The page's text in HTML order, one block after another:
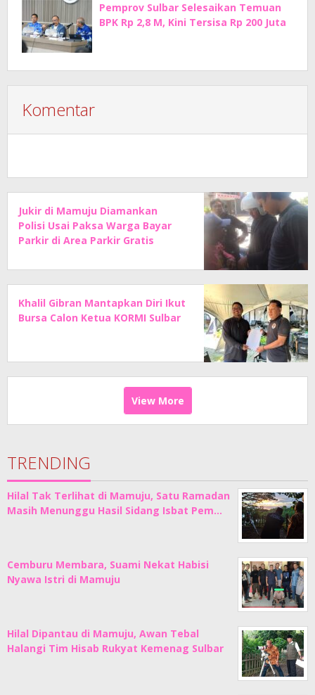
Pemprov Sulbar Selesaikan Temuan
BPK Rp 2,8 M, Kini Tersisa Rp 200 Juta
Komentar
Jukir di Mamuju Diamankan
Polisi Usai Paksa Warga Bayar
Parkir di Area Parkir Gratis
Khalil Gibran Mantapkan Diri Ikut
Bursa Calon Ketua KORMI Sulbar
View More
TRENDING
Hilal Tak Terlihat di Mamuju, Satu Ramadan
Masih Menunggu Hasil Sidang Isbat Pem…
Cemburu Membara, Suami Nekat Habisi
Nyawa Istri di Mamuju
Hilal Dipantau di Mamuju, Awan Tebal
Halangi Tim Hisab Rukyat Kemenag Sulbar